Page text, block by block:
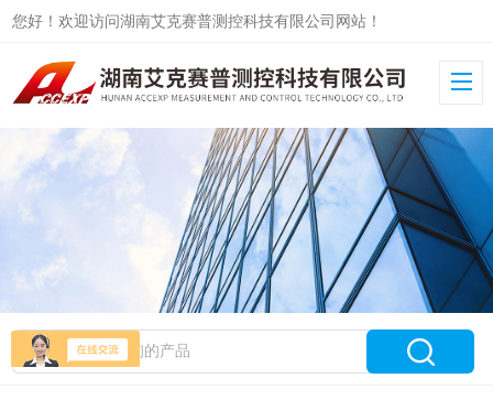
您好！欢迎访问湖南艾克赛普测控科技有限公司网站！